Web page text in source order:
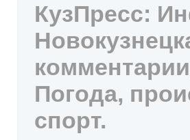
КузПресс:
Погода,
спорт.